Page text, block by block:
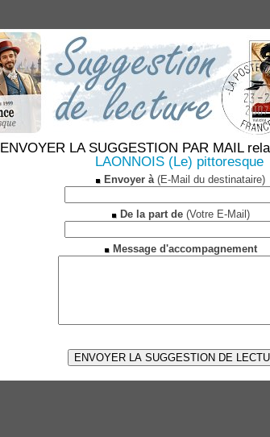
ENVOYER LA SUGGESTION PAR MAIL
LAONNOIS (Le) pittoresque
Envoyer à(E-Mail du destinataire)
De la part de(Votre E-Mail)
Message d'accompagnement